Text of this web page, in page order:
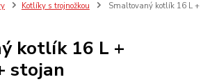
Kotlíky s trojnožkou
Smaltovaný kotlík 16 L +
kotlík 16 L +
stojan